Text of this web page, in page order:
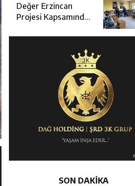
Toplantısı
Değer Erzincan
Projesi Kapsamında
Eğitimi
SON DAKİKA